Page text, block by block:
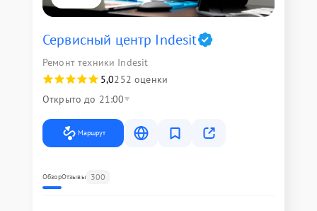
Сервисный центр Indesit
Ремонт техники Indesit
5,0252 оценки
Открыто до 21:00
Маршрут
ОбзорОтзывы 300